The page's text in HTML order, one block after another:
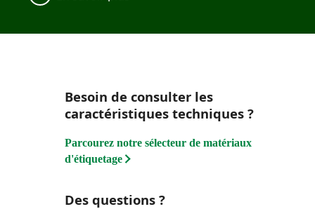
Besoin de consulter les
caractéristiques techniques ?
Parcourez notre sélecteur de matériaux
d'étiquetage
Des questions ?